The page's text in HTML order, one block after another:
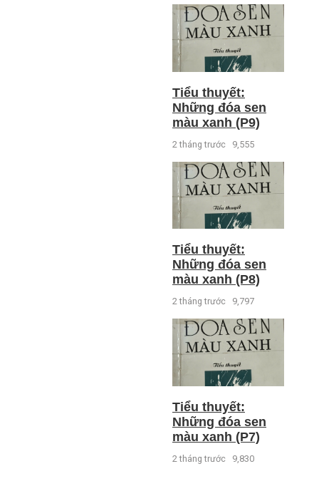
Tiểu thuyết:
Những đóa sen
màu xanh (P9)
2 tháng trước 9,555
Tiểu thuyết:
Những đóa sen
màu xanh (P8)
2 tháng trước 9,797
Tiểu thuyết:
Những đóa sen
màu xanh (P7)
2 tháng trước 9,830